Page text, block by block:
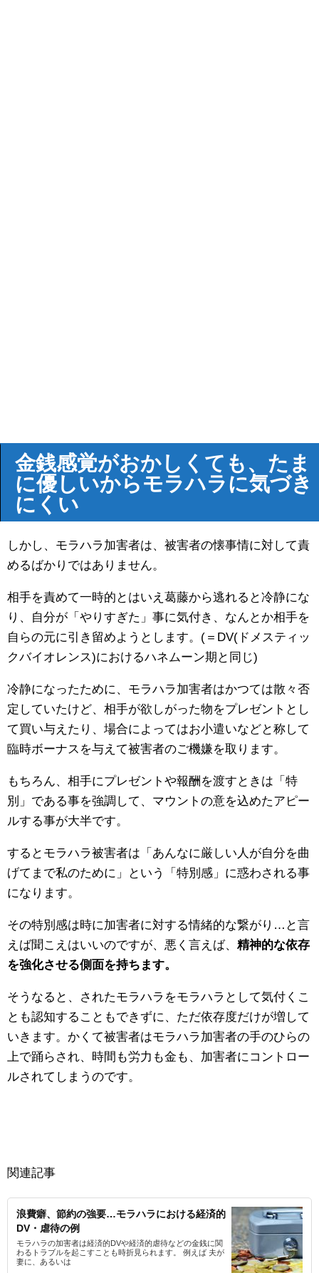
金銭感覚がおかしくても、たま
に優しいからモラハラに気づき
にくい
しかし、モラハラ加害者は、被害者の懐事情に対して責
めるばかりではありません。
相手を責めて一時的とはいえ葛藤から逃れると冷静にな
り、自分が「やりすぎた」事に気付き、なんとか相手を
自らの元に引き留めようとします。(＝DV(ドメスティッ
クバイオレンス)におけるハネムーン期と同じ)
冷静になったために、モラハラ加害者はかつては散々否
定していたけど、相手が欲しがった物をプレゼントとし
て買い与えたり、場合によってはお小遣いなどと称して
臨時ボーナスを与えて被害者のご機嫌を取ります。
もちろん、相手にプレゼントや報酬を渡すときは「特
別」である事を強調して、マウントの意を込めたアピー
ルする事が大半です。
するとモラハラ被害者は「あんなに厳しい人が自分を曲
げてまで私のために」という「特別感」に惑わされる事
になります。
その特別感は時に加害者に対する情緒的な繋がり…と言
えば聞こえはいいのですが、悪く言えば、 精神的な依存
を強化させる側面を持ちます。
そうなると、されたモラハラをモラハラとして気付くこ
とも認知することもできずに、ただ依存度だけが増して
いきます。かくて被害者はモラハラ加害者の手のひらの
上で踊らされ、時間も労力も金も、加害者にコントロー
ルされてしまうのです。
関連記事
浪費癖、節約の強要…モラハラにおける経済的
DV・虐待の例
モラハラの加害者は経済的DVや経済的虐待などの金銭に関
わるトラブルを起こすことも時折見られます。 例えば 夫が
妻に、あるいは